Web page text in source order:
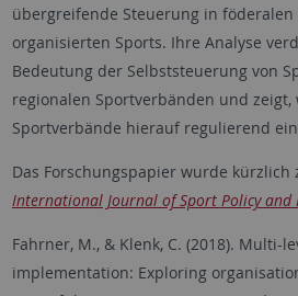
übergreifende Steuerung in föderalen
organisierten Sports. Ihre Analyse
Bedeutung der Selbststeuerung von
regionalen Sportverbänden und zeigt,
Sportverbände hierauf regulierend
Das Forschungspapier wurde kürzlich
International Journal of Sport Policy and
Fahrner, M., & Klenk, C. (2018). Multi-
implementation: Exploring